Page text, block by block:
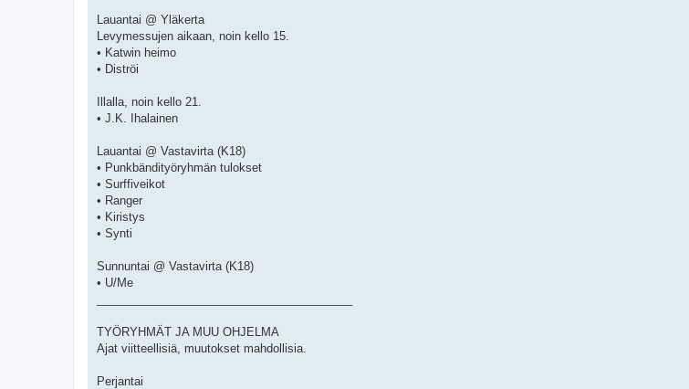
Lauantai @ Yläkerta
Levymessujen aikaan, noin kello 15.
• Katwin heimo
• Diströi
Illalla, noin kello 21.
• J.K. Ihalainen
Lauantai @ Vastavirta (K18)
• Punkbändityöryhmän tulokset
• Surffiveikot
• Ranger
• Kiristys
• Synti
Sunnuntai @ Vastavirta (K18)
• U/Me
TYÖRYHMÄT JA MUU OHJELMA
Ajat viitteellisiä, muutokset mahdollisia.
Perjantai